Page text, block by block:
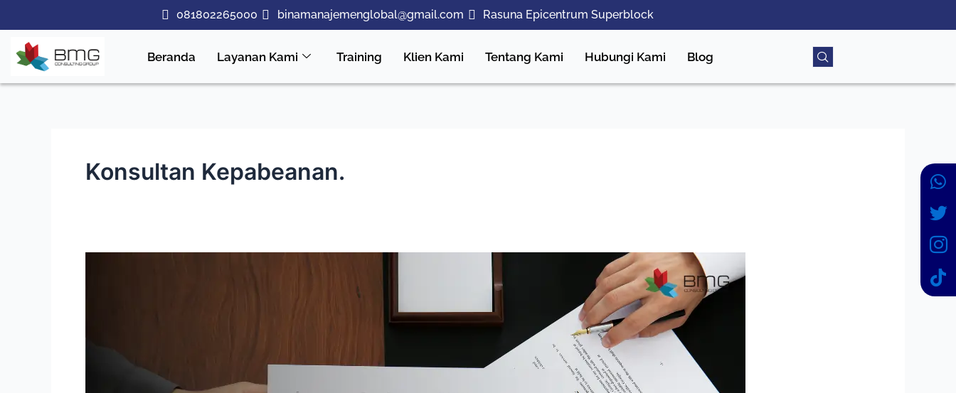
ke
konten
081802265000 binamanajemenglobal@gmail.com Rasuna Epicentrum Superblock
Beranda Layanan Kami Training Klien Kami Tentang Kami Hubungi Kami Blog
Konsultan Kepabeanan.
Alat